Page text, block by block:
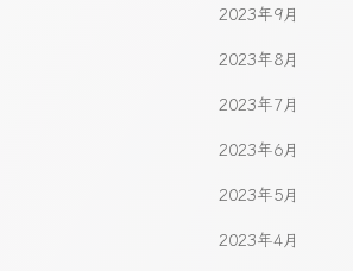
2023年9月
2023年8月
2023年7月
2023年6月
2023年5月
2023年4月